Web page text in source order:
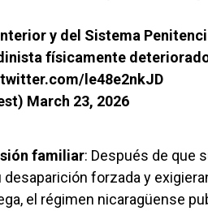
y del Sistema
físicamente
le48e2nkJD
March 23, 2026
familiar: Después de que
forzada y
el régimen nicaragüense